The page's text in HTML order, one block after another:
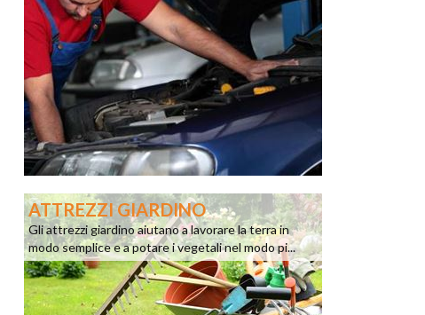
ATTREZZI GIARDINO
Gli attrezzi giardino aiutano a lavorare la terra in
modo semplice e a potare i vegetali nel modo pi...